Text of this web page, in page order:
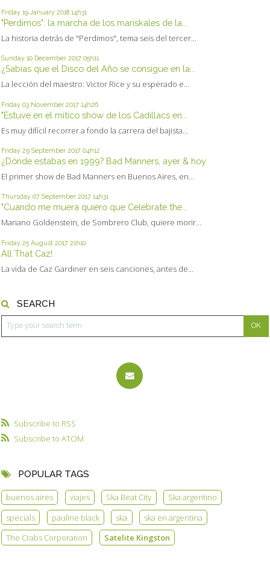
Friday 19 January 2018 14h31
"Perdimos": la marcha de los mariskales de la...
La historia detrás de "Perdimos", tema seis del tercer...
Sunday 10 December 2017 05h11
¿Sabías que el Disco del Año se consigue en la...
La lección del maestro: Victor Rice y su esperado e...
Friday 03 November 2017 14h26
"Estuve en el mítico show de los Cadillacs en...
Es muy difícil recorrer a fondo la carrera del bajista...
Friday 29 September 2017 04h12
¿Dónde estabas en 1999? Bad Manners, ayer & hoy
El primer show de Bad Manners en Buenos Aires, en...
Thursday 07 September 2017 14h31
"Cuando me muera quiero que Celebrate the...
Mariano Goldenstein, de Sombrero Club, quiere morir...
Friday 25 August 2017 21h10
All That Caz!
La vida de Caz Gardiner en seis canciones, antes de...
SEARCH
Subscribe to RSS
Subscribe to ATOM
POPULAR TAGS
buenos aires viajes Ska Beat City
Ska argentino
specials
pauline black ska
ska en argentina
The Crabs Corporation
Satelite Kingston